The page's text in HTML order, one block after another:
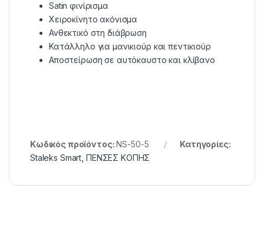
Satin φινίρισμα
Χειροκίνητο ακόνισμα
Ανθεκτικό στη διάβρωση
Κατάλληλο για μανικιούρ και πεντικιούρ
Αποστείρωση σε αυτόκαυστο και κλίβανο
Κωδικός προϊόντος:NS-50-5
Κατηγορίες:
Staleks Smart ΠΕΝΣΕΣ KOΠΗΣ